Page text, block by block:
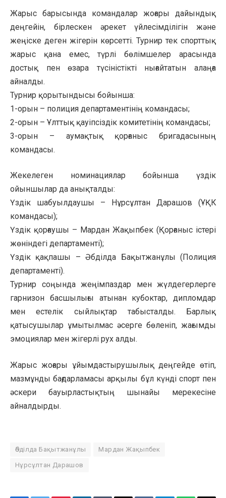
Жарыс барысында командалар жоғары дайындық
деңгейін, бірлескен әрекет үйлесімділігін және
жеңіске деген жігерін көрсетті. Турнир тек спорттық
жарыс қана емес, түрлі бөлімшелер арасында
достық пен өзара түсіністікті нығайтатын алаңға
айналды.
Турнир қорытындысы бойынша:
1-орын – полиция департаментінің командасы;
2-орын – Ұлттық қауіпсіздік комитетінің командасы;
3-орын – аумақтық қорғаныс бригадасының
командасы.
Жекелеген номинациялар бойынша үздік
ойыншылар да анықталды:
Үздік шабуылдаушы – Нұрсұлтан Дарашов (ҰҚК
командасы);
Үздік қорғаушы – Мардан Жақыпбек (Қорғаныс істері
жөніндегі департаменті);
Үздік қақпашы – Әбділда Бақытжанұлы (Полиция
департаменті).
Турнир соңында жеңімпаздар мен жүлдегерлерге
гарнизон басшылығы атынан кубоктар, дипломдар
мен естелік сыйлықтар табысталды. Барлық
қатысушылар ұмытылмас әсерге бөленіп, жағымды
эмоциялар мен жігерлі рух алды.
Жарыс жоғары ұйымдастырушылық деңгейде өтіп,
мазмұнды бағдарламасы арқылы бұл күнді спорт пен
әскери бауырластықтың шынайы мерекесіне
айналдырды.
Әбділда Бақытжанұлы Мардан Жақыпбек
Нұрсұлтан Дарашов